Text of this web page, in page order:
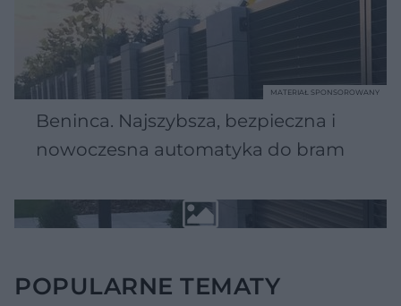
Beninca. Najszybsza, bezpieczna i
nowoczesna automatyka do bram
MATERIAŁ SPONSOROWANY
POPULARNE TEMATY